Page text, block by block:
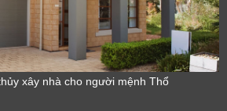
xây nhà cho người mệnh Thổ